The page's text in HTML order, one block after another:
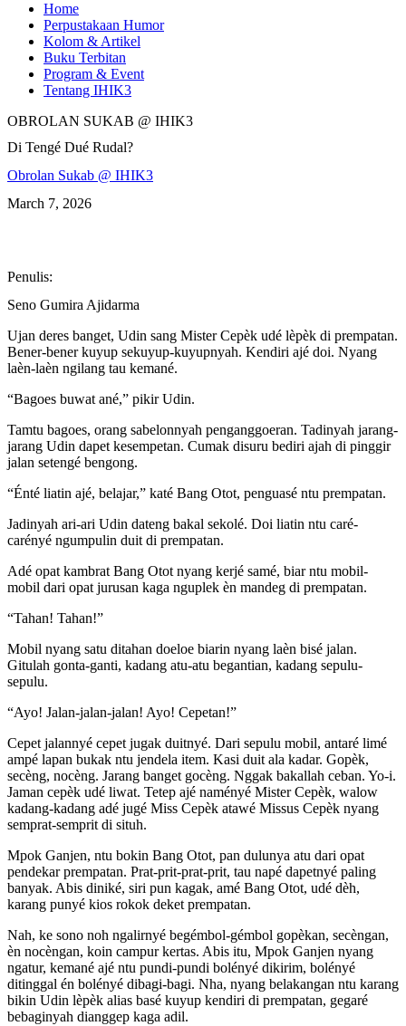
Home
Perpustakaan Humor
Kolom & Artikel
Buku Terbitan
Program & Event
Tentang IHIK3
OBROLAN SUKAB @ IHIK3
Di Tengé Dué Rudal?
Obrolan Sukab @ IHIK3
March 7, 2026
Penulis:
Seno Gumira Ajidarma
Ujan deres banget, Udin sang Mister Cepèk udé lèpèk di prempatan.
Bener-bener kuyup sekuyup-kuyupnyah. Kendiri ajé doi. Nyang
laèn-laèn ngilang tau kemané.
“Bagoes buwat ané,” pikir Udin.
Tamtu bagoes, orang sabelonnyah penganggoeran. Tadinyah jarang-
jarang Udin dapet kesempetan. Cumak disuru bediri ajah di pinggir
jalan setengé bengong.
“Énté liatin ajé, belajar,” katé Bang Otot, penguasé ntu prempatan.
Jadinyah ari-ari Udin dateng bakal sekolé. Doi liatin ntu caré-
carényé ngumpulin duit di prempatan.
Adé opat kambrat Bang Otot nyang kerjé samé, biar ntu mobil-
mobil dari opat jurusan kaga nguplek èn mandeg di prempatan.
“Tahan! Tahan!”
Mobil nyang satu ditahan doeloe biarin nyang laèn bisé jalan.
Gitulah gonta-ganti, kadang atu-atu begantian, kadang sepulu-
sepulu.
“Ayo! Jalan-jalan-jalan! Ayo! Cepetan!”
Cepet jalannyé cepet jugak duitnyé. Dari sepulu mobil, antaré limé
ampé lapan bukak ntu jendela item. Kasi duit ala kadar. Gopèk,
secèng, nocèng. Jarang banget gocèng. Nggak bakallah ceban. Yo-i.
Jaman cepèk udé liwat. Tetep ajé naményé Mister Cepèk, walow
kadang-kadang adé jugé Miss Cepèk atawé Missus Cepèk nyang
semprat-semprit di situh.
Mpok Ganjen, ntu bokin Bang Otot, pan dulunya atu dari opat
pendekar prempatan. Prat-prit-prat-prit, tau napé dapetnyé paling
banyak. Abis diniké, siri pun kagak, amé Bang Otot, udé dèh,
karang punyé kios rokok deket prempatan.
Nah, ke sono noh ngalirnyé begémbol-gémbol gopèkan, secèngan,
èn nocèngan, koin campur kertas. Abis itu, Mpok Ganjen nyang
ngatur, kemané ajé ntu pundi-pundi bolényé dikirim, bolényé
ditinggal én bolényé dibagi-bagi. Nha, nyang belakangan ntu karang
bikin Udin lèpèk alias basé kuyup kendiri di prempatan, gegaré
bebaginyah dianggep kaga adil.